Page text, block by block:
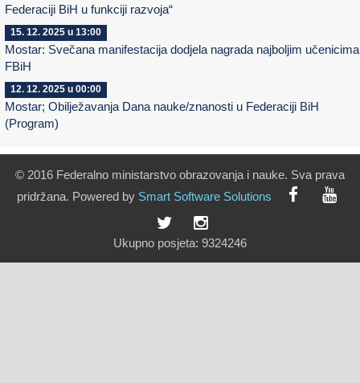
Federaciji BiH u funkciji razvoja“
15. 12. 2025 u 13:00
Mostar: Svečana manifestacija dodjela nagrada najboljim
FBiH
12. 12. 2025 u 00:00
Mostar; Obilježavanja Dana nauke/znanosti u Federaciji BiH
(Program)
© 2016 Federalno ministarstvo obrazovanja i nauke. Sva prava
pridržana. Powered by Smart Software Solutions
Ukupno posjeta: 9324246